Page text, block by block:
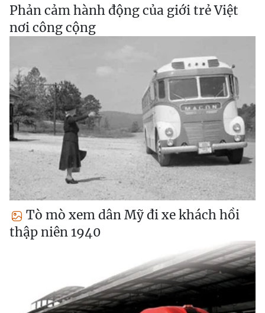
Phản cảm hành động của giới trẻ Việt
nơi công cộng
Tò mò xem dân Mỹ đi xe khách hồi
thập niên 1940